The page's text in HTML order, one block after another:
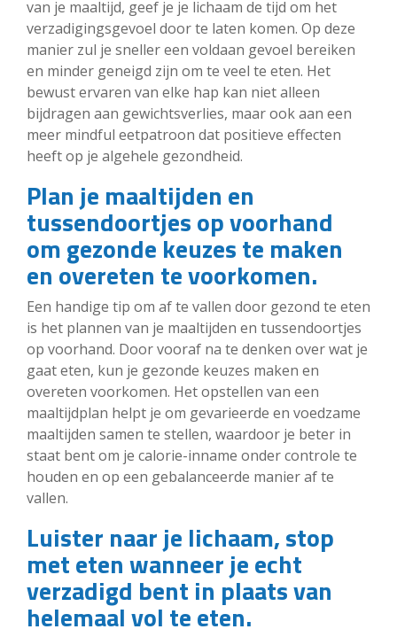
van je maaltijd, geef je je lichaam de tijd om het
verzadigingsgevoel door te laten komen. Op deze
manier zul je sneller een voldaan gevoel bereiken
en minder geneigd zijn om te veel te eten. Het
bewust ervaren van elke hap kan niet alleen
bijdragen aan gewichtsverlies, maar ook aan een
meer mindful eetpatroon dat positieve effecten
heeft op je algehele gezondheid.
Plan je maaltijden en
tussendoortjes op voorhand
om gezonde keuzes te maken
en overeten te voorkomen.
Een handige tip om af te vallen door gezond te eten
is het plannen van je maaltijden en tussendoortjes
op voorhand. Door vooraf na te denken over wat je
gaat eten, kun je gezonde keuzes maken en
overeten voorkomen. Het opstellen van een
maaltijdplan helpt je om gevarieerde en voedzame
maaltijden samen te stellen, waardoor je beter in
staat bent om je calorie-inname onder controle te
houden en op een gebalanceerde manier af te
vallen.
Luister naar je lichaam, stop
met eten wanneer je echt
verzadigd bent in plaats van
helemaal vol te eten.